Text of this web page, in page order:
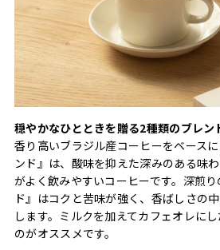
穏やかなひとときを贈る2種類のブレン
香り高いブラジル産コーヒーをベース
ンド』は、酸味を抑えた深みのある味
がよく飲みやすいコーヒーです。深煎
ド』はコクと苦味が強く、香ばしさの
します。ミルクを加えてカフェオレに
のがオススメです。